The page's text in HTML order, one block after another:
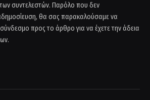
των συντελεστών. Παρόλο που δεν
θα σας παρακαλούσαμε να
σύνδεσμο προς το άρθρο για να έχετε την άδεια